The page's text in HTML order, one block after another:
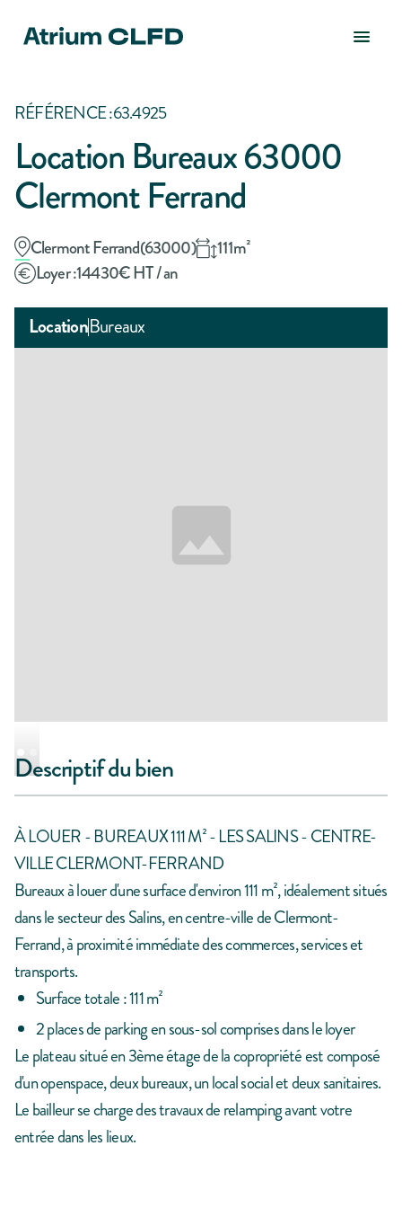
RÉFÉRENCE :63.4925
Location Bureaux 63000
Clermont Ferrand
Clermont Ferrand(63000) 111m²
Loyer :14430€ HT / an
LocationBureaux
Descriptif du bien
À LOUER - BUREAUX 111 M² - LES SALINS - CENTRE-
VILLE CLERMONT-FERRAND
Bureaux à louer d'une surface d'environ 111 m², idéalement situés
dans le secteur des Salins, en centre-ville de Clermont-
Ferrand, à proximité immédiate des commerces, services et
transports.
Surface totale : 111 m²
2 places de parking en sous-sol comprises dans le loyer
Le plateau situé en 3ème étage de la copropriété est composé
d'un openspace, deux bureaux, un local social et deux sanitaires.
Le bailleur se charge des travaux de relamping avant votre
entrée dans les lieux.